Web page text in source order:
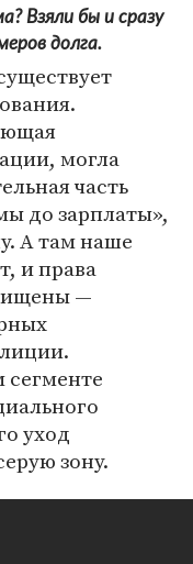
Взяли бы и сразу
долга.
могла
часть
до зарплаты»,
А там наше
и права
—
сегменте
уход
зону.